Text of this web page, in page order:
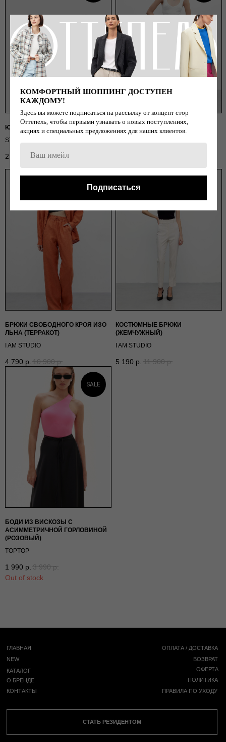
ЮБКА МИНИ (ГОЛУБОЙ)
STUDIO29
2 990 р.8 690 р.
АТЛАСНАЯ ЮБКА МИДИ
(МЯТНЫЙ)
SALE
БРЮКИ СВОБОДНОГО КРОЯ ИЗО
ЛЬНА (ТЕРРАКОТ)
I AM STUDIO
4 790 р. 10 900 р.
КОСТЮМНЫЕ БРЮКИ
(ЖЕМЧУЖНЫЙ)
I AM STUDIO
5 190 р. 11 900 р.
SALE
БОДИ ИЗ ВИСКОЗЫ С
АСИММЕТРИЧНОЙ ГОРЛОВИНОЙ
(РОЗОВЫЙ)
TOPTOP
1 990 р. 3 990 р.
Out of stock
СТАТЬ РЕЗИДЕНТОМ
+ 7 (939) 822 66 50 WA
/ TG /
INST
КОМФОРТНЫЙ ШОППИНГ ДОСТУПЕН
КАЖДОМУ!
Здесь вы можете подписаться на рассылку от концепт стор
Оттепель, чтобы первыми узнавать о новых поступлениях,
акциях и специальных предложениях для наших клиентов.
Подписаться